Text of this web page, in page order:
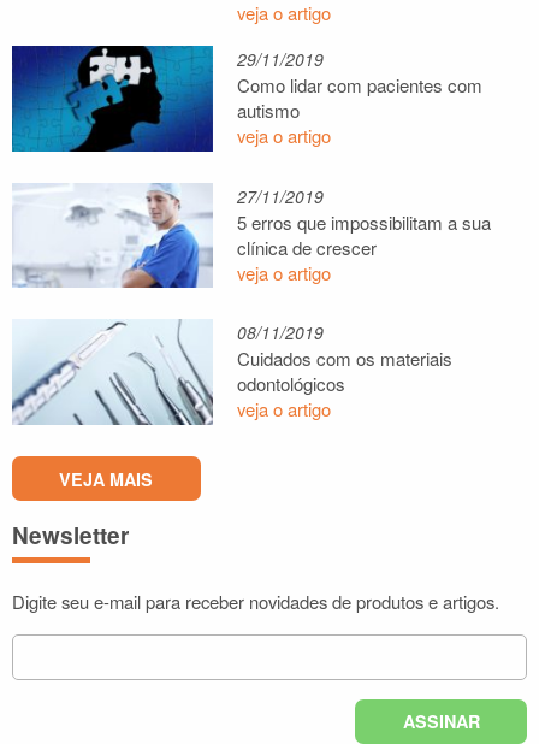
veja o artigo
29/11/2019
Como lidar com pacientes com
autismo
veja o artigo
27/11/2019
5 erros que impossibilitam a sua
clínica de crescer
veja o artigo
08/11/2019
Cuidados com os materiais
odontológicos
veja o artigo
VEJA MAIS
Newsletter
Digite seu e-mail para receber novidades de produtos e artigos.